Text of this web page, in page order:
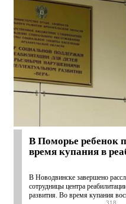
В Поморье ребенок
время купания в
В Новодвинске завершено
сотрудницы центра
развития. Во время купания